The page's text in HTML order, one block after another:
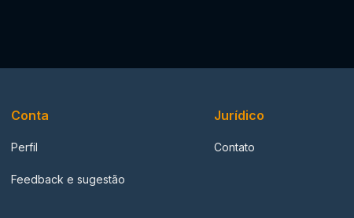
Conta
Perfil
Feedback e sugestão
Jurídico
Contato